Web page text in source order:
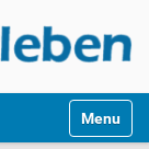
Toggle